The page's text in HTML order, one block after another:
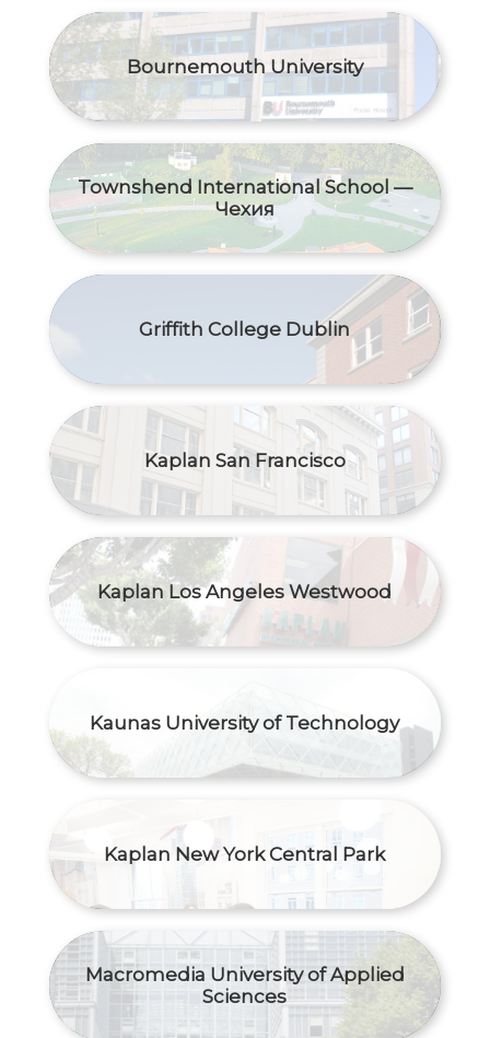
Bournemouth University
Townshend International School —
Чехия
Griffith College Dublin
Kaplan San Francisco
Kaplan Los Angeles Westwood
Kaunas University of Technology
Kaplan New York Central Park
Macromedia University of Applied
Sciences